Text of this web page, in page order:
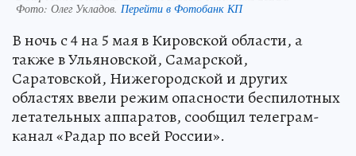
Фото: Олег Укладов. Перейти в Фотобанк КП
В ночь с 4 на 5 мая в Кировской области, а
также в Ульяновской, Самарской,
Саратовской, Нижегородской и других
областях ввели режим опасности беспилотных
летательных аппаратов, сообщил телеграм-
канал «Радар по всей России».